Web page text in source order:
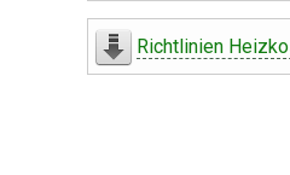
Richtlinien